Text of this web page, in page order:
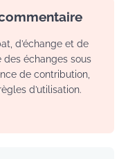
d’échange et de
échanges sous
de contribution,
d’utilisation.